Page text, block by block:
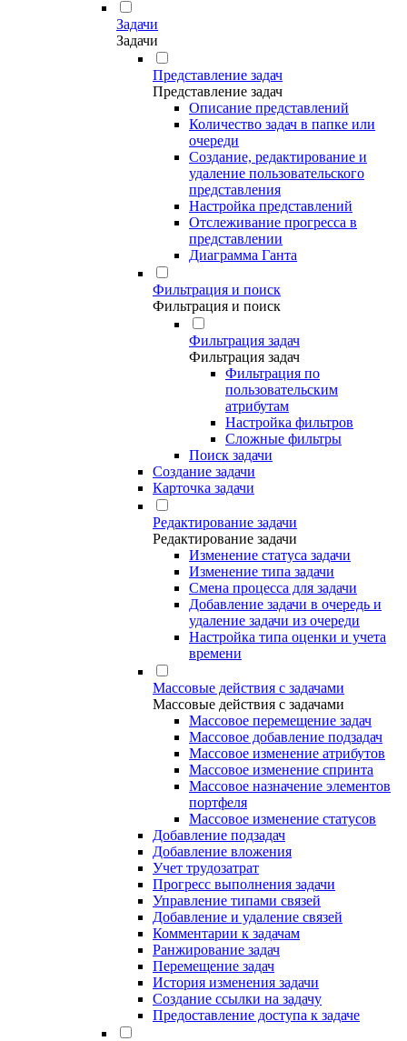
Задачи
Задачи
Представление задач
Представление задач
Описание представлений
Количество задач в папке или
очереди
Создание, редактирование и
удаление пользовательского
представления
Настройка представлений
Отслеживание прогресса в
представлении
Диаграмма Ганта
Фильтрация и поиск
Фильтрация и поиск
Фильтрация задач
Фильтрация задач
Фильтрация по
пользовательским
атрибутам
Настройка фильтров
Сложные фильтры
Поиск задачи
Создание задачи
Карточка задачи
Редактирование задачи
Редактирование задачи
Изменение статуса задачи
Изменение типа задачи
Смена процесса для задачи
Добавление задачи в очередь и
удаление задачи из очереди
Настройка типа оценки и учета
времени
Массовые действия с задачами
Массовые действия с задачами
Массовое перемещение задач
Массовое добавление подзадач
Массовое изменение атрибутов
Массовое изменение спринта
Массовое назначение элементов
портфеля
Массовое изменение статусов
Добавление подзадач
Добавление вложения
Учет трудозатрат
Прогресс выполнения задачи
Управление типами связей
Добавление и удаление связей
Комментарии к задачам
Ранжирование задач
Перемещение задач
История изменения задачи
Создание ссылки на задачу
Предоставление доступа к задаче